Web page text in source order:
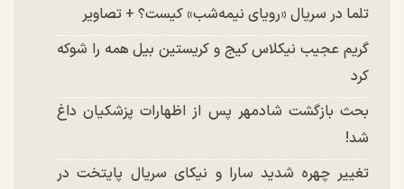
تلما در سریال «رویای نیمه‌شب» کیست؟ + تصاویر
گریم عجیب نیکلاس کیج و کریستین بیل همه را شوکه
کرد
بحث بازگشت شادمهر پس از اظهارات پزشکیان داغ
شد!
تغییر چهره شدید سارا و نیکای سریال پایتخت در